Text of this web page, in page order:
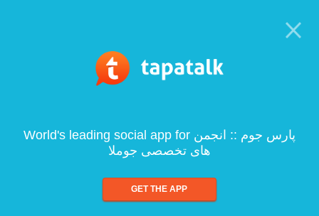
World's leading social app for پارس جوم :: انجمن
های تخصصی جوملا
GET THE APP